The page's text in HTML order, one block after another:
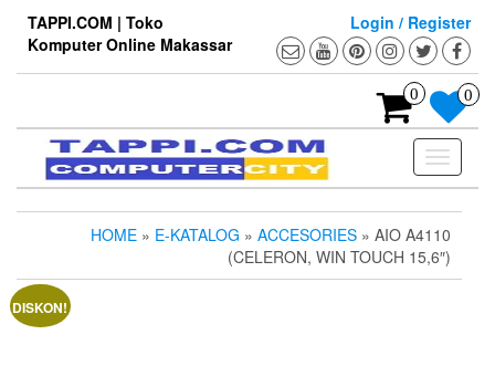
content
TAPPI.COM | Toko
Komputer Online Makassar
Login / Register
0 0
Toggle
HOME » E-KATALOG » ACCESORIES » AIO A4110
(CELERON, WIN TOUCH 15,6″)
DISKON!